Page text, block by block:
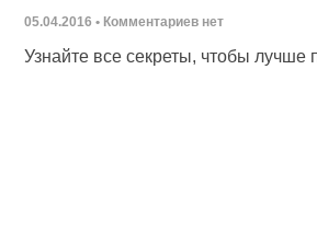
05.04.2016 Комментариев нет
Узнайте все секреты, чтобы лучше